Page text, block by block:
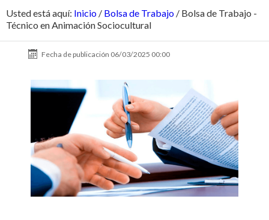
Usted está aquí: Inicio / Bolsa de Trabajo / Bolsa de Trabajo -
Técnico en Animación Sociocultural
Fecha de publicación 06/03/2025 00:00